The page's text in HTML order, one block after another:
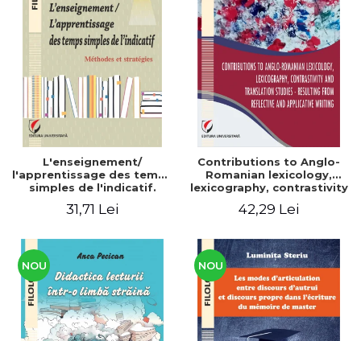
L'enseignement/
l'apprentissage des temps
simples de l'indicatif.
31,71 Lei
Contributions to Anglo-
Romanian lexicology,
lexicography, contrastivity
Resulting from reflective
42,29 Lei
NOU NOU